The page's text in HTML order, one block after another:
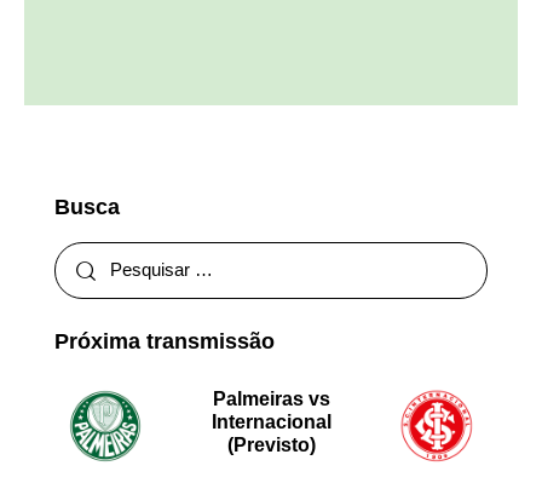
Busca
Próxima transmissão
Palmeiras vs
Internacional
(Previsto)